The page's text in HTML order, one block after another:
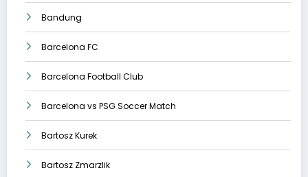
Bandung
Barcelona FC
Barcelona Football Club
Barcelona vs PSG Soccer Match
Bartosz Kurek
Bartosz Zmarzlik